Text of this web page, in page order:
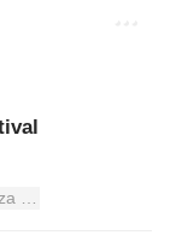
Musica, Spettacoli e Danza nel Lazio